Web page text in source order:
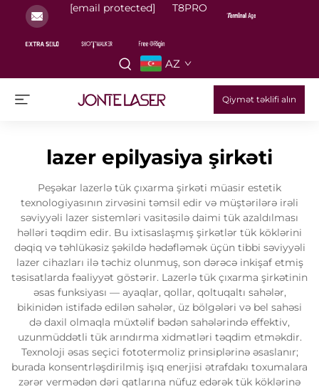
[email protected] T8PRO
AZ
Qiymət təklifi alın
lazer epilyasiya şirkəti
Peşəkar lazerlə tük çıxarma şirkəti müasir estetik
texnologiyasının zirvəsini təmsil edir və müştərilərə irəli
səviyyəli lazer sistemləri vasitəsilə daimi tük azaldılması
həlləri təqdim edir. Bu ixtisaslaşmış şirkətlər tük köklərini
dəqiq və təhlükəsiz şəkildə hədəfləmək üçün tibbi səviyyəli
lazer cihazları ilə təchiz olunmuş, son dərəcə inkişaf etmiş
təsisatlarda fəaliyyət göstərir. Lazerlə tük çıxarma şirkətinin
əsas funksiyası — ayaqlar, qollar, qoltuqaltı sahələr,
bikinidən istifadə edilən sahələr, üz bölgələri və bel sahəsi
də daxil olmaqla müxtəlif bədən sahələrində effektiv,
uzunmüddətli tük arındırma xidmətləri təqdim etməkdir.
Texnoloji əsas seçici fototermoliz prinsiplərinə əsaslanır;
burada konsentrləşdirilmiş işıq enerjisi ətrafdakı toxumalara
zərər vermədən dəri qatlarına nüfuz edərək tük köklərinə